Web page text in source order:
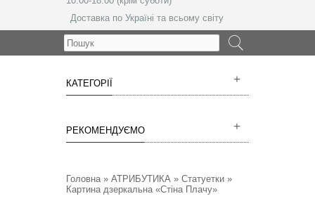
Доставка по Україні та всьому світу
КАТЕГОРІЇ
РЕКОМЕНДУЄМО
Головна» АТРИБУТИКА » Статуетки »
Картина дзеркальна «Стіна Плачу»